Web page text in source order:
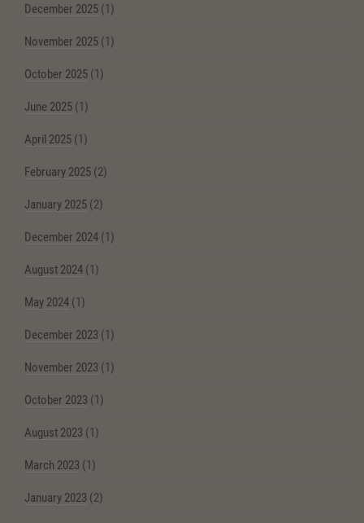
December 2025 (1)
November 2025 (1)
October 2025 (1)
June 2025 (1)
April 2025 (1)
February 2025 (2)
January 2025 (2)
December 2024 (1)
August 2024 (1)
May 2024 (1)
December 2023 (1)
November 2023 (1)
October 2023 (1)
August 2023 (1)
March 2023 (1)
January 2023 (2)